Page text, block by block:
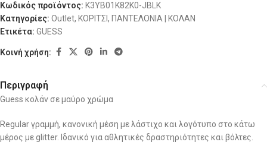
Κωδικός προϊόντος: K3YB01K82K0-JBLK
Κατηγορίες: Outlet, ΚΟΡΙΤΣΙ , ΠΑΝΤΕΛΟΝΙΑ | ΚΟΛΑΝ
Ετικέτα: GUESS
Κοινή χρήση:
Περιγραφή
Guess κολάν σε μαύρο χρώμα
Regular γραμμή, κανονική μέση με λάστιχο και λογότυπο στο κάτω
μέρος με glitter. Ιδανικό για αθλητικές δραστηριότητες και βόλτες.